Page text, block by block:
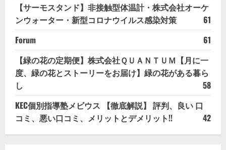
【サーモスタンド】非接触型体温計・株式会社オーケ
ンウォーター・新型コロナウイルス感染対策
61
Forum
61
【緑の花の定期便】株式会社ＱＵＡＮＴＵＭ【月に一
度、緑の花とストーリーをお届け】緑の花がある暮ら
し
58
KEC個別指導塾メビウス 【徹底解説】 評判、良い 口
コミ、悪い口コミ、メリットとデメリット!!
42